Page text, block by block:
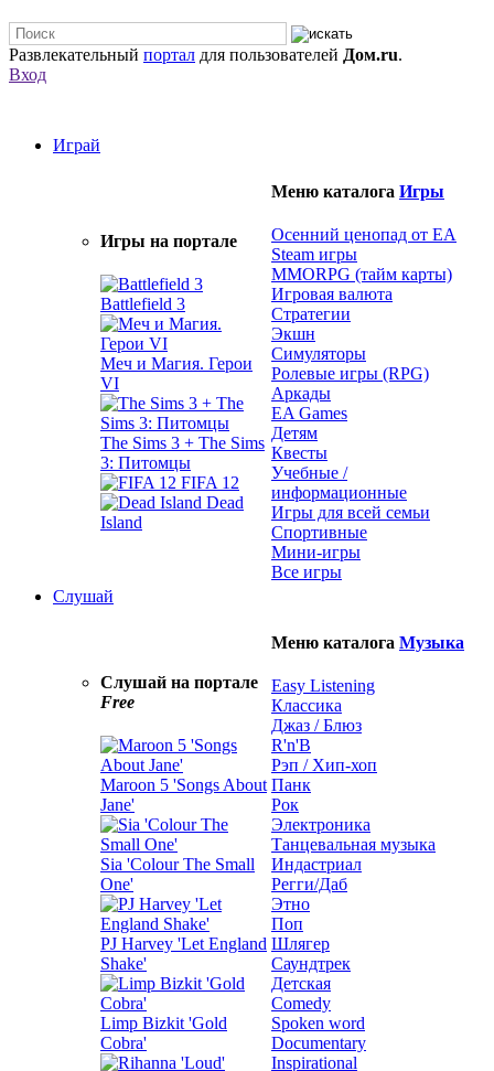
Развлекательный портал для пользователей Дом.ru.
Вход
Играй
Игры на портале
Battlefield 3
Меч и Магия. Герои
VI
The Sims 3 + The Sims
3: Питомцы
FIFA 12
Dead
Island
Меню каталога Игры
Осенний ценопад от EA
Steam игры
MMORPG (тайм карты)
Игровая валюта
Стратегии
Экшн
Симуляторы
Ролевые игры (RPG)
Аркады
EA Games
Детям
Квесты
Учебные /
информационные
Игры для всей семьи
Спортивные
Мини-игры
Все игры
Слушай
Слушай на портале
Free
Maroon 5 'Songs About
Jane'
Sia 'Colour The Small
One'
PJ Harvey 'Let England
Shake'
Limp Bizkit 'Gold
Cobra'
Меню каталога Музыка
Easy Listening
Классика
Джаз / Блюз
R'n'B
Рэп / Хип-хоп
Панк
Рок
Электроника
Танцевальная музыка
Индастриал
Регги/Даб
Этно
Поп
Шлягер
Саундтрек
Детская
Comedy
Spoken word
Documentary
Inspirational